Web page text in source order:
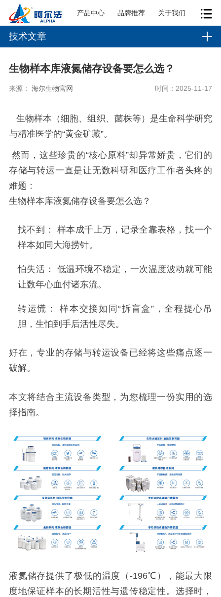
产品中心 品牌推荐 关于我们
技术文章
生物样本库液氮储存设备要​怎么选？
来源： 海尔生物官网 时间：2025-11-17
生物样本（细胞、组织、菌株等）是生命科学研究
与精准医学的“黄金矿藏”。
然而，这些珍贵的“核心原料”却异常娇贵，它们的
存储与转运一直是让无数科研和医疗工作者头疼的
难题：
生物样本库液氮储存设备要怎么选？
找不到： 样本成千上万，记录全靠表格，找一个
样本如同大海捞针。
怕失活： 低温环境不稳定，一次温度波动就可能
让数年心血付诸东流。
转运慌： 样本交接如同“拆盲盒”，全程提心吊
胆，生怕到手后活性尽失。
好在，专业的存储与转运设备已经将这些痛点逐一
破解。
本文将结合主流设备类型，为您梳理一份实用的选
择指南。
液氮储存提供了极低的温度（-196℃），能最大限
度地保证样本的长期活性与遗传稳定性。选择时，